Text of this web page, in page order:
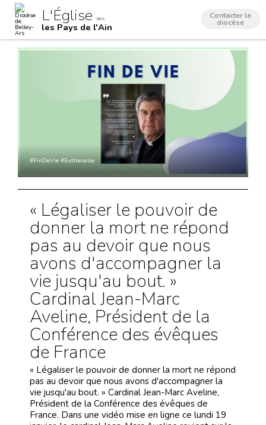
contenu.
Outils
personnels
L'Église dans
les Pays de l'Ain
Contacter le
diocèse
#FinDeVie #Euthanasie
« Légaliser le pouvoir de
donner la mort ne répond
pas au devoir que nous
avons d'accompagner la
vie jusqu'au bout. »
Cardinal Jean-Marc
Aveline, Président de la
Conférence des évêques
de France
« Légaliser le pouvoir de donner la mort ne répond
pas au devoir que nous avons d'accompagner la
vie jusqu'au bout. » Cardinal Jean-Marc Aveline,
Président de la Conférence des évêques de
France. Dans une vidéo mise en ligne ce lundi 19